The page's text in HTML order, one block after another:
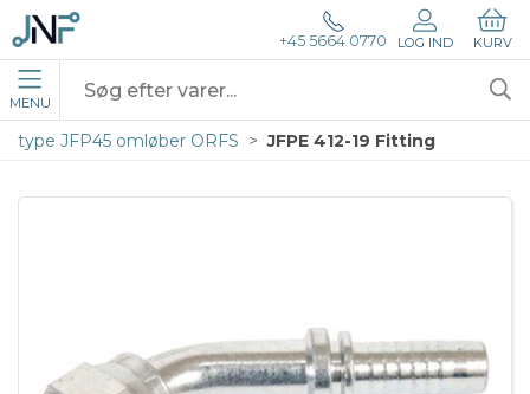
+45 5664 0770 LOG IND KURV
MENU
type JFP45 omløber ORFS JFPE 412-19 Fitting